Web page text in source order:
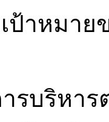
ป้าหมา
รบริหา